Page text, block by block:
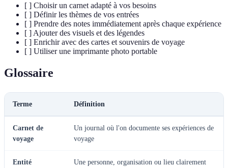
[ ] Choisir un carnet adapté à vos besoins
[ ] Définir les thèmes de vos entrées
[ ] Prendre des notes immédiatement après chaque expérience
[ ] Ajouter des visuels et des légendes
[ ] Enrichir avec des cartes et souvenirs de voyage
[ ] Utiliser une imprimante photo portable
Glossaire
Terme Définition
Carnet de
voyage
Un journal où l'on documente ses expériences de
voyage
Entité
Une personne, organisation ou lieu clairement